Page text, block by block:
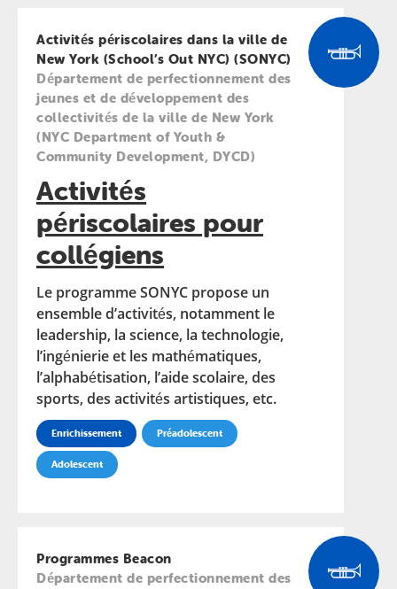
Activités périscolaires dans la ville de
New York (School’s Out NYC) (SONYC)
Département de perfectionnement des
jeunes et de développement des
collectivités de la ville de New York
(NYC Department of Youth &
Community Development, DYCD)
Activités
périscolaires pour
collégiens
Le programme SONYC propose un
ensemble d’activités, notamment le
leadership, la science, la technologie,
l’ingénierie et les mathématiques,
l’alphabétisation, l’aide scolaire, des
sports, des activités artistiques, etc.
Enrichissement Préadolescent
Adolescent
Programmes Beacon
Département de perfectionnement des